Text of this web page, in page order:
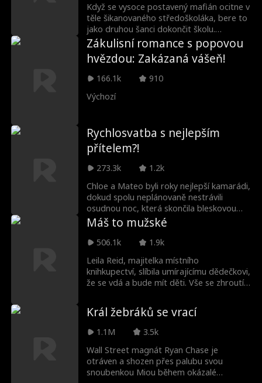
Když se vysoce postavený mafián ocitne v
těle šikanovaného středoškoláka, bere to
jako druhou šanci dokončit školu.
Pomohou mu jeho pouliční dovednosti
splnit sen o studiu na vysoké škole, nebo
ho skupina tyranů přiměje znovu odejít?
Zákulisní romance s popovou
hvězdou: Zakázaná vášeň!
166.1k
910
Výchozí
Rychlosvatba s nejlepším
přítelem?!
273.3k
1.2k
Chloe a Mateo byli roky nejlepší kamarádi,
dokud spolu neplánovaně nestrávili
osudnou noc, která skončila bleskovou
svatbou! Přizná Mateo, že je do Chloe už
léta zamilovaný, a dostane je z
friendzone? A co udělá Chloe, až zjistí, že
Máš to mužské
506.1k
1.9k
Leila Reid, majitelka místního
knihkupectví, slíbila umírajícímu dědečkovi,
že se vdá a bude mít děti. Vše se zhroutí,
svatby. Ve snaze splnit slib se vyspí s
gigolem jménem Mark, netušíc, že je to
ve skutečnosti Matthew Callaway,
miliardářský hotelový magnát, dlouholetý
Ericův přítel... a její obchodní rival. Přes
den se střetávají jako protivníci, ale v noci
nacházejí útěchu v náručí toho druhého.
Král žebráků se vrací
1.1M
3.5k
Wall Street magnát Ryan Chase je
otráven a shozen přes palubu svou
snoubenkou Miou během okázalé